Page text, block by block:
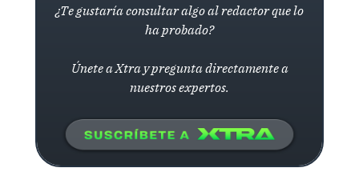
¿Te gustaría consultar algo al redactor que lo
ha probado?
Únete a Xtra y pregunta directamente a
nuestros expertos.